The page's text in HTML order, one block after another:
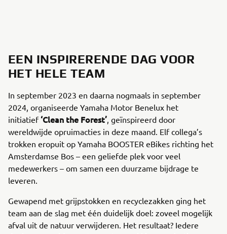
EEN INSPIRERENDE DAG VOOR
HET HELE TEAM
In september 2023 en daarna nogmaals in september
2024, organiseerde Yamaha Motor Benelux het
initiatief ‘Clean the Forest’ , geïnspireerd door
wereldwijde opruimacties in deze maand. Elf collega’s
trokken eropuit op Yamaha BOOSTER eBikes richting het
Amsterdamse Bos – een geliefde plek voor veel
medewerkers – om samen een duurzame bijdrage te
leveren.
Gewapend met grijpstokken en recyclezakken ging het
team aan de slag met één duidelijk doel: zoveel mogelijk
afval uit de natuur verwijderen. Het resultaat? Iedere